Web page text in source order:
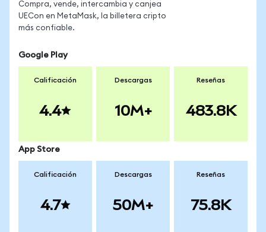
Compra, vende, intercambia y canjea
UECon en MetaMask, la billetera cripto
más confiable.
Google Play
Calificación
4.4
Descargas
10M+
Reseñas
483.8K
App Store
Calificación
4.7
Descargas
50M+
Reseñas
75.8K